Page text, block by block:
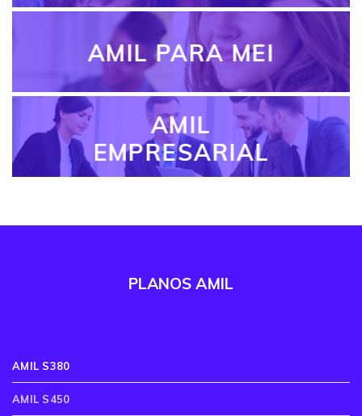
AMIL PARA MEI
AMIL
EMPRESARIAL
PLANOS AMIL
AMIL S380
AMIL S450